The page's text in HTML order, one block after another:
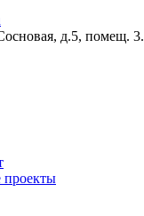
д.5, помещ. 3.
проекты